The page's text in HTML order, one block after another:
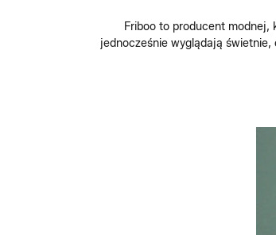
Friboo to producent modnej,
jednocześnie wyglądają